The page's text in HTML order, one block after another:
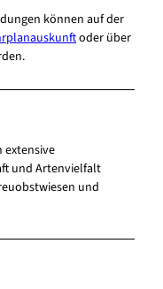
können auf der
oder über
extensive
und Artenvielfalt
und